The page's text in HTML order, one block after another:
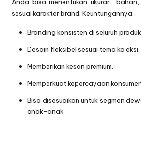
Anda bisa menentukan ukuran,
sesuai karakter brand. Keuntungannya:
Branding konsisten di seluruh
Desain fleksibel sesuai tema koleksi.
Memberikan kesan premium.
Memperkuat kepercayaan
Bisa disesuaikan untuk segmen
anak-anak.